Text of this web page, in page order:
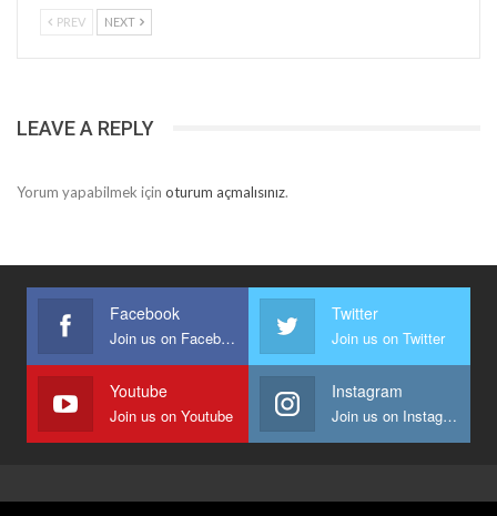
PREV NEXT
LEAVE A REPLY
Yorum yapabilmek için oturum açmalısınız.
Facebook
Join us on Facebook
Twitter
Join us on Twitter
Youtube
Join us on Youtube
Instagram
Join us on Instagram